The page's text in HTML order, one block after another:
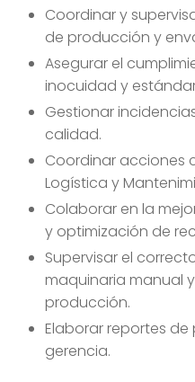
Coordinar y
de producción y
Asegurar el
inocuidad y
Gestionar
calidad.
Coordinar acciones
Logística y
Colaborar en la
y optimización de
Supervisar el
maquinaria manual
producción.
Elaborar reportes de
gerencia.